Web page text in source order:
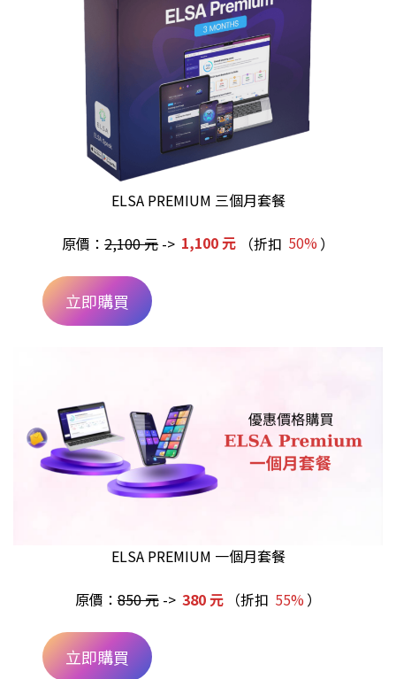
ELSA PREMIUM 三個月套餐
原價：2,100 元-> 1,100 元 （折扣 50% ）
立即購買
ELSA PREMIUM 一個月套餐
原價：850 元-> 380 元 （折扣 55% ）
立即購買